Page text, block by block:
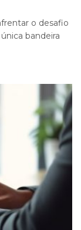
o desafio
bandeira